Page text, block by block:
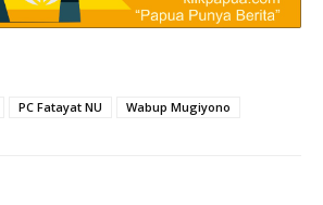
PC Fatayat NU Wabup Mugiyono